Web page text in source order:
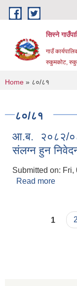
Skip to main content
सिस्ने
गाउँ
रुकुमकोट, रुकुम
You are
Home » ८०/८१
८०/८१
आ.ब. २०८२/
संलग्न हुन
Submitted on: Fri,
Read more
Pages
1 2